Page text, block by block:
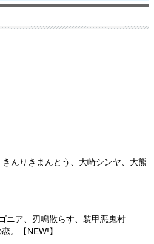
んりきまんとう、大崎シンヤ、大熊
ニア、刃鳴散らす、装甲悪鬼村
。【NEW!】